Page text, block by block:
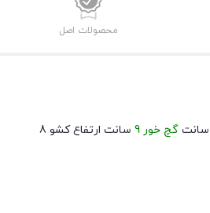
محصولات اصل
گچ خور 9
سانت ارتفاع کشو 8